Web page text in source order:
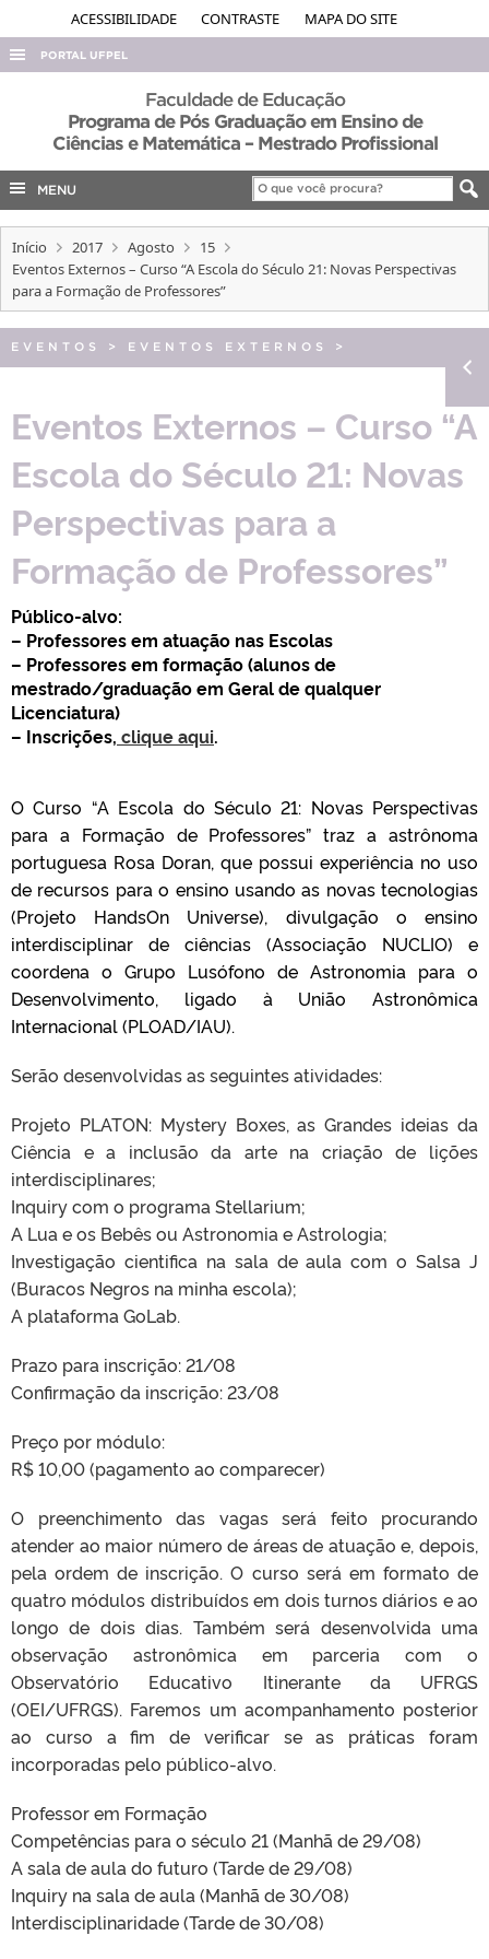
ACESSIBILIDADE CONTRASTE MAPA DO SITE
PORTAL UFPEL
ACESSO À INFORMAÇÃO
AUDITORIA
EDITAIS
INTERNACIONAL
OUVIDORIA
PORTARIAS
Faculdade de Educação
Programa de Pós Graduação em Ensino de
Ciências e Matemática – Mestrado Profissional
MENU
Início 2017 Agosto
15
Eventos Externos – Curso “A Escola do Século 21: Novas Perspectivas
para a Formação de Professores”
EVENTOS > EVENTOS EXTERNOS >
Eventos Externos – Curso “A
Escola do Século 21: Novas
Perspectivas para a
Formação de Professores”
Público-alvo:
– Professores em atuação nas Escolas
– Professores em formação (alunos de
mestrado/graduação em Geral de qualquer
Licenciatura)
– Inscrições, clique aqui.
O Curso “A Escola do Século 21: Novas Perspectivas
para a Formação de Professores” traz a astrônoma
portuguesa Rosa Doran, que possui experiência no uso
de recursos para o ensino usando as novas tecnologias
(Projeto Hands­On Universe), divulgação o ensino
interdisciplinar de ciências (Associação NUCLIO) e
coordena o Grupo Lusófono de Astronomia para o
Desenvolvimento, ligado à União Astronômica
Internacional (PLOAD/IAU).
Serão desenvolvidas as seguintes atividades:
Projeto PLATON: Mystery Boxes, as Grandes ideias da
Ciência e a inclusão da arte na criação de lições
interdisciplinares;
Inquiry com o programa Stellarium;
A Lua e os Bebês ou Astronomia e Astrologia;
Investigação cientifica na sala de aulacom o Salsa J
(Buracos Negros na minha escola);
A plataforma Go­Lab.
Prazo para inscrição: 21/08
Confirmação da inscrição: 23/08
Preço por módulo:
R$ 10,00 (pagamento ao comparecer)
O preenchimento das vagas será feito procurando
atender ao maior número de áreas de atuação e, depois,
pela ordem de inscrição. O curso será em formato de
quatro módulos distribuídos em dois turnos diários e ao
longo de dois dias. Também será desenvolvida uma
observação astronômica em parceria com o
Observatório Educativo Itinerante da UFRGS
(OEI/UFRGS). Faremos um acompanhamento posterior
ao curso a fim de verificar se as práticas foram
incorporadas pelo público-alvo.
Professor em Formação
Competências para o século 21 (Manhã de 29/08)
A sala de aula do futuro (Tarde de 29/08)
Inquiry na sala de aula (Manhã de 30/08)
Interdisciplinaridade (Tarde de 30/08)